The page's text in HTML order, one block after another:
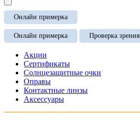
Онлайн примерка
Онлайн примерка Проверка зрения
Акции
Сертификаты
Солнцезащитные очки
Оправы
Контактные линзы
Аксессуары